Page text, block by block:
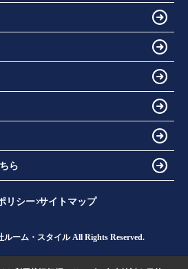
ら
リシー サイトマップ
ーム・スタイル All Rights Reserved.